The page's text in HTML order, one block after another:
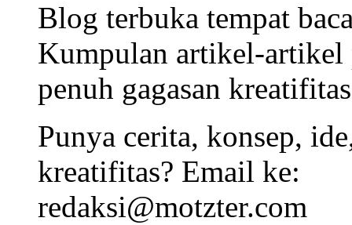
Blog terbuka tempat
Kumpulan artikel-artikel
penuh gagasan
Punya cerita, konsep,
kreatifitas? Email ke:
redaksi@motzter.com